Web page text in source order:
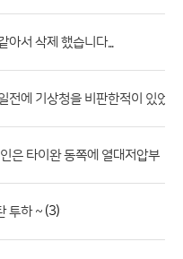
아서 삭제 했습니다...
전에 기상청을 비판한적이 있었
은 타이완 동쪽에 열대저압부
투하 ~ (3)